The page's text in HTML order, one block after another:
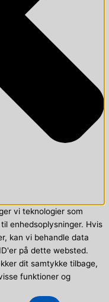
vi teknologier som
enhedsoplysninger. Hvis
kan vi behandle data
på dette websted.
dit samtykke tilbage,
funktioner og